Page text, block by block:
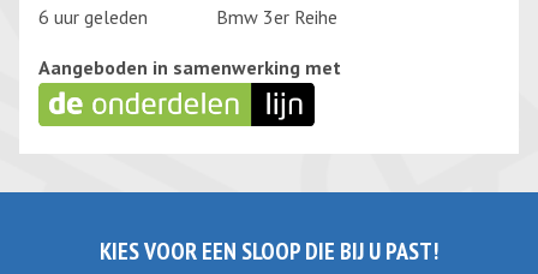
6 uur geleden
Bmw 3er Reihe
Aangeboden in samenwerking met
KIES VOOR EEN SLOOP DIE BIJ U PAST!